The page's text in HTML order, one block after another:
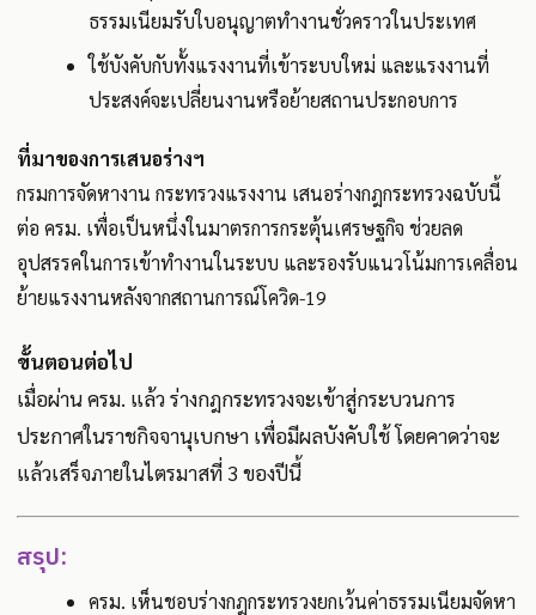
ธรรมเนียมรับใบอนุญาตทำงานชั่วคราวในประเทศ
ใช้บังคับกับทั้งแรงงานที่เข้าระบบใหม่ และแรงงานที่
ประสงค์จะเปลี่ยนงานหรือย้ายสถานประกอบการ
ที่มาของการเสนอร่างฯ
กรมการจัดหางาน กระทรวงแรงงาน เสนอร่างกฎกระทรวงฉบับนี้
ต่อ ครม. เพื่อเป็นหนึ่งในมาตรการกระตุ้นเศรษฐกิจ ช่วยลด
อุปสรรคในการเข้าทำงานในระบบ และรองรับแนวโน้มการเคลื่อน
ย้ายแรงงานหลังจากสถานการณ์โควิด-19
ขั้นตอนต่อไป
เมื่อผ่าน ครม. แล้ว ร่างกฎกระทรวงจะเข้าสู่กระบวนการ
ประกาศในราชกิจจานุเบกษา เพื่อมีผลบังคับใช้ โดยคาดว่าจะ
แล้วเสร็จภายในไตรมาสที่ 3 ของปีนี้
สรุป:
ครม. เห็นชอบร่างกฎกระทรวงยกเว้นค่าธรรมเนียมจัดหา